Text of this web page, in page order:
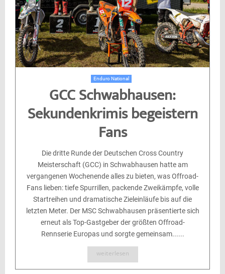
Enduro National
GCC Schwabhausen:
Sekundenkrimis begeistern
Fans
Die dritte Runde der Deutschen Cross Country
Meisterschaft (GCC) in Schwabhausen hatte am
vergangenen Wochenende alles zu bieten, was Offroad-
Fans lieben: tiefe Spurrillen, packende Zweikämpfe, volle
Startreihen und dramatische Zieleinläufe bis auf die
letzten Meter. Der MSC Schwabhausen präsentierte sich
erneut als Top-Gastgeber der größten Offroad-
Rennserie Europas und sorgte gemeinsam......
weiterlesen